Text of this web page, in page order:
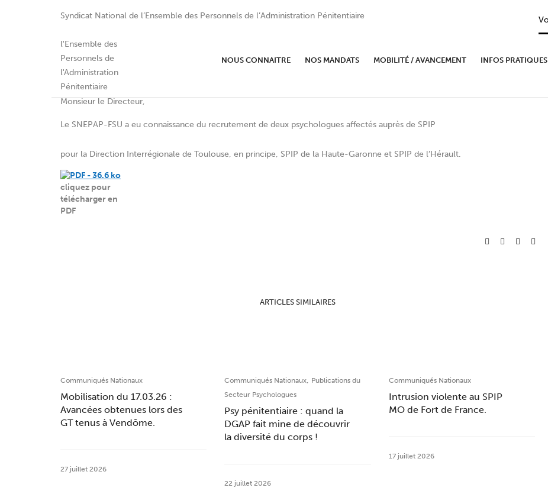
Syndicat National de l’Ensemble des Personnels de l’Administration Pénitentiaire
NOUS CONNAITRE NOS MANDATS MOBILITÉ / AVANCEMENT INFOS PRATIQUES
DISP de Toulouse : Courrier CPIP placés et psychologues
Monsieur le Directeur,
Le SNEPAP-FSU a eu connaissance du recrutement de deux psychologues affectés auprès de SPIP
pour la Direction Interrégionale de Toulouse, en principe, SPIP de la Haute-Garonne et SPIP de l’Hérault.
cliquez pour
télécharger en
PDF
ARTICLES SIMILAIRES
Communiqués Nationaux
Mobilisation du 17.03.26 :
Avancées obtenues lors des
GT tenus à Vendôme.
27 juillet 2026
Communiqués Nationaux, Publications du
Secteur Psychologues
Psy pénitentiaire : quand la
DGAP fait mine de découvrir
la diversité du corps !
22 juillet 2026
Communiqués Nationaux
Intrusion violente au SPIP
MO de Fort de France.
17 juillet 2026